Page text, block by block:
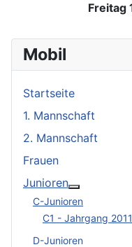
Freitag
Mobil
Startseite
1. Mannschaft
2. Mannschaft
Frauen
Junioren
C-Junioren
C1 - Jahrgang 2011
D-Junioren